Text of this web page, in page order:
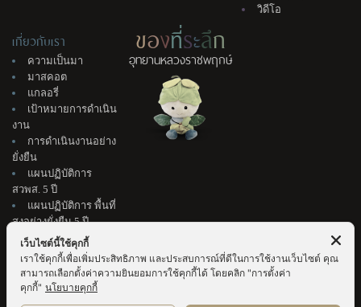
วิดีโอ
เกี่ยวกับเรา
ความเป็นมา
มาสคอต
แกลอรี่
เป้าหมายการดำเนิน
งาน
การดำเนินงานอย่าง
ยั่งยืน
แผนปฏิบัติการ
สวพส. 5 ปี
แผนปฏิบัติการ พื้นที่
สูงอย่างยั่งยืน 5 ปี
ติดต่อเรา
แนะนำติชม
จัดซื้อจัดจ้าง &
สมัครงาน
ของที่ระลึก
อุทยานหลวงราชพฤกษ์
เว็บไซต์นี้ใช้คุกกี้
เราใช้คุกกี้เพื่อเพิ่มประสิทธิภาพ และประสบการณ์ที่ดีในการใช้งานเว็บไซต์ คุณ
สามารถเลือกตั้งค่าความยินยอมการใช้คุกกี้ได้ โดยคลิก "การตั้งค่า
คุกกี้" นโยบายคุกกี้